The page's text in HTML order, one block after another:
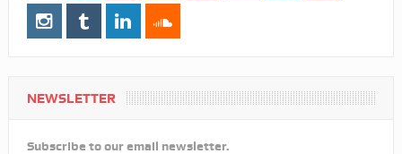
NEWSLETTER
Subscribe to our email newsletter.